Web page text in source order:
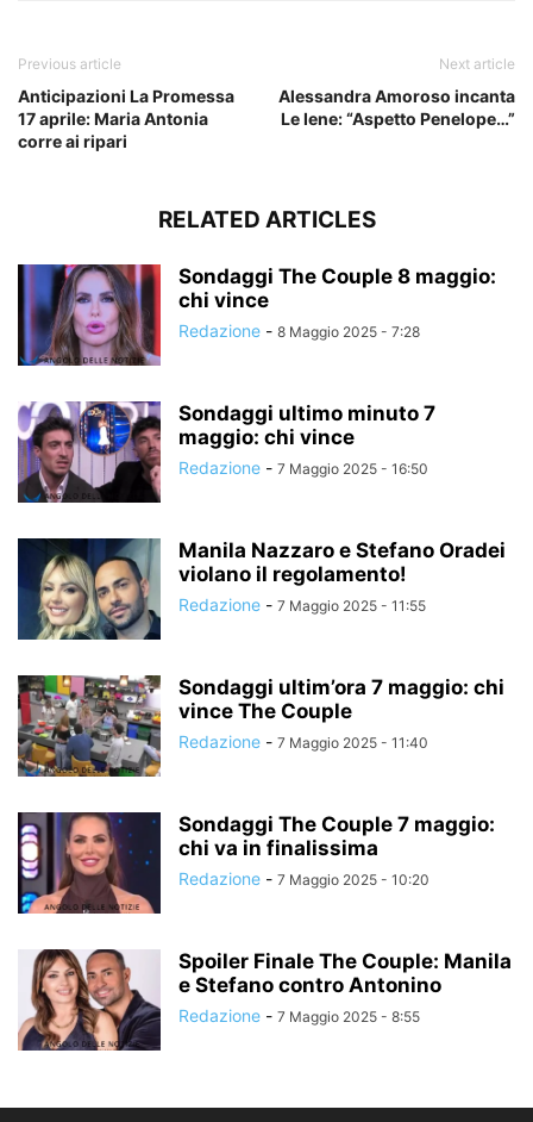
Previous article
Anticipazioni La Promessa
17 aprile: Maria Antonia
corre ai ripari
Next article
Alessandra Amoroso incanta
Le Iene: “Aspetto Penelope…”
RELATED ARTICLES
Sondaggi The Couple 8 maggio:
chi vince
Redazione - 8 Maggio 2025 - 7:28
Sondaggi ultimo minuto 7
maggio: chi vince
Redazione - 7 Maggio 2025 - 16:50
Manila Nazzaro e Stefano Oradei
violano il regolamento!
Redazione - 7 Maggio 2025 - 11:55
Sondaggi ultim’ora 7 maggio: chi
vince The Couple
Redazione - 7 Maggio 2025 - 11:40
Sondaggi The Couple 7 maggio:
chi va in finalissima
Redazione - 7 Maggio 2025 - 10:20
Spoiler Finale The Couple: Manila
e Stefano contro Antonino
Redazione - 7 Maggio 2025 - 8:55